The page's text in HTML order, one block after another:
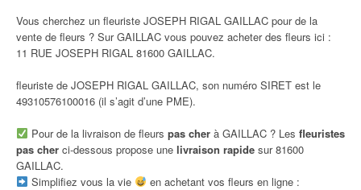
Vous cherchez un fleuriste JOSEPH RIGAL GAILLAC pour de la
vente de fleurs ? Sur GAILLAC vous pouvez acheter des fleurs ici :
11 RUE JOSEPH RIGAL 81600 GAILLAC.
fleuriste de JOSEPH RIGAL GAILLAC, son numéro SIRET est le
49310576100016 (il s’agit d’une PME).
Pour de la livraison de fleurs pas cherà GAILLAC ? Les fleuristes
pas cher ci-dessous propose une livraison rapide sur 81600
GAILLAC.
Simplifiez vous la vie
en achetant vos fleurs en ligne :